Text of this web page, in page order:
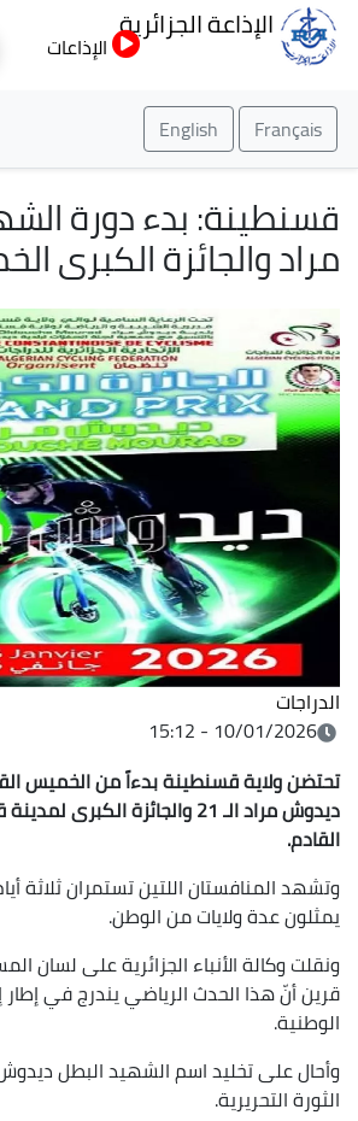
إلى
الإذاعة الجزائرية
الإذاعات
Français
English
قسنطينة: بدء دورة
مراد والجائزة الكبرى
الدراجات
10/01/2026 - 15:12
تحتضن ولاية قسنطينةبدءاً من الخميس
ديدوش مراد الـ 21 والجائزة الكبرى
القادم.
وتشهد المنافستان اللتين تستمران ثلاثة
يمثلون عدة ولايات من الوطن.
ونقلت وكالة الأنباء الجزائرية على لسان
قرين أنّ هذا الحدث الرياضي يندرج في إطار
الوطنية.
وأحال على تخليد اسم الشهيد البطل ديدوش
الثورة التحريرية.